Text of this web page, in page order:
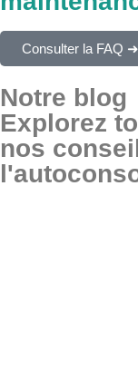
Consulter la FAQ ➜
Notre blog
Explorez
nos